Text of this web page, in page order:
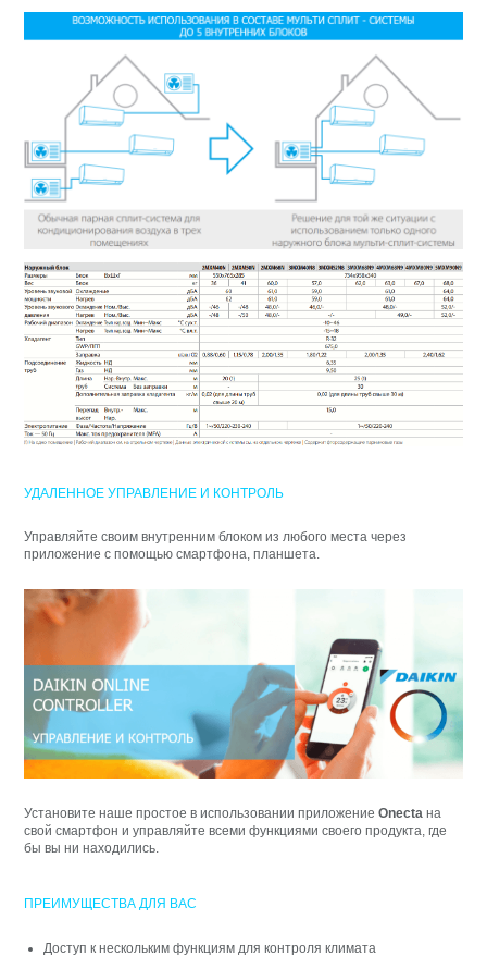
УДАЛЕННОЕ УПРАВЛЕНИЕ И КОНТРОЛЬ
Управляйте своим внутренним блоком из любого места через
приложение с помощью смартфона, планшета.
Установите наше простое в использовании приложениеOnecta на
свой смартфон и управляйте всеми функциями своего продукта, где
бы вы ни находились.
ПРЕИМУЩЕСТВА ДЛЯ ВАС
Доступ к нескольким функциям для контроля климата